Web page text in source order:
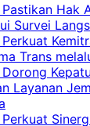
Hak
Survei
Trans
Layanan